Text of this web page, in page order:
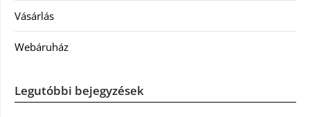
Vásárlás
Webáruház
Legutóbbi bejegyzések